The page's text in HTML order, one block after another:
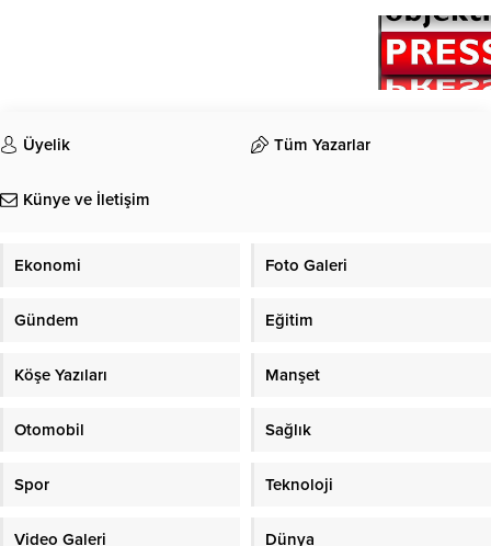
Üyelik Tüm Yazarlar
Künye ve İletişim
Ekonomi Foto Galeri
Gündem Eğitim
Köşe Yazıları Manşet
Otomobil Sağlık
Spor Teknoloji
Video Galeri Dünya